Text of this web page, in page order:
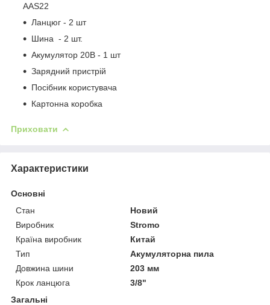
AAS22
Ланцюг - 2 шт
Шина - 2 шт.
Акумулятор 20В - 1 шт
Зарядний пристрій
Посібник користувача
Картонна коробка
Приховати
Характеристики
Основні
Стан
Новий
Виробник
Stromo
Країна виробник
Китай
Тип
Акумуляторна пила
Довжина шини
203 мм
Крок ланцюга
3/8"
Загальні